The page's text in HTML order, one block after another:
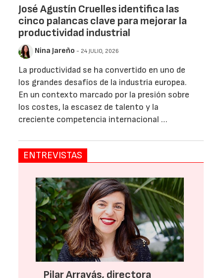
José Agustín Cruelles identifica las
cinco palancas clave para mejorar la
productividad industrial
Nina Jareño - 24 JULIO, 2026
La productividad se ha convertido en uno de
los grandes desafíos de la industria europea.
En un contexto marcado por la presión sobre
los costes, la escasez de talento y la
creciente competencia internacional …
ENTREVISTAS
Pilar Arrayás, directora